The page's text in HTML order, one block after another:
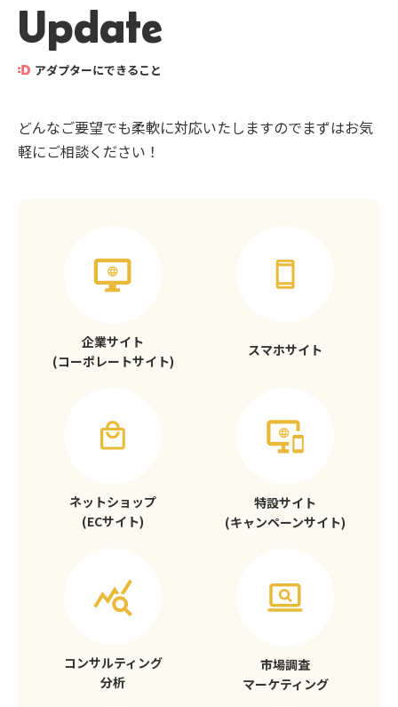
Update
アダプターにできること
どんなご要望でも柔軟に対応いたしますのでまずはお気
軽にご相談ください！
企業サイト
(コーポレートサイト)
スマホサイト
ネットショップ
(ECサイト)
特設サイト
(キャンペーンサイト)
コンサルティング
分析
市場調査
マーケティング